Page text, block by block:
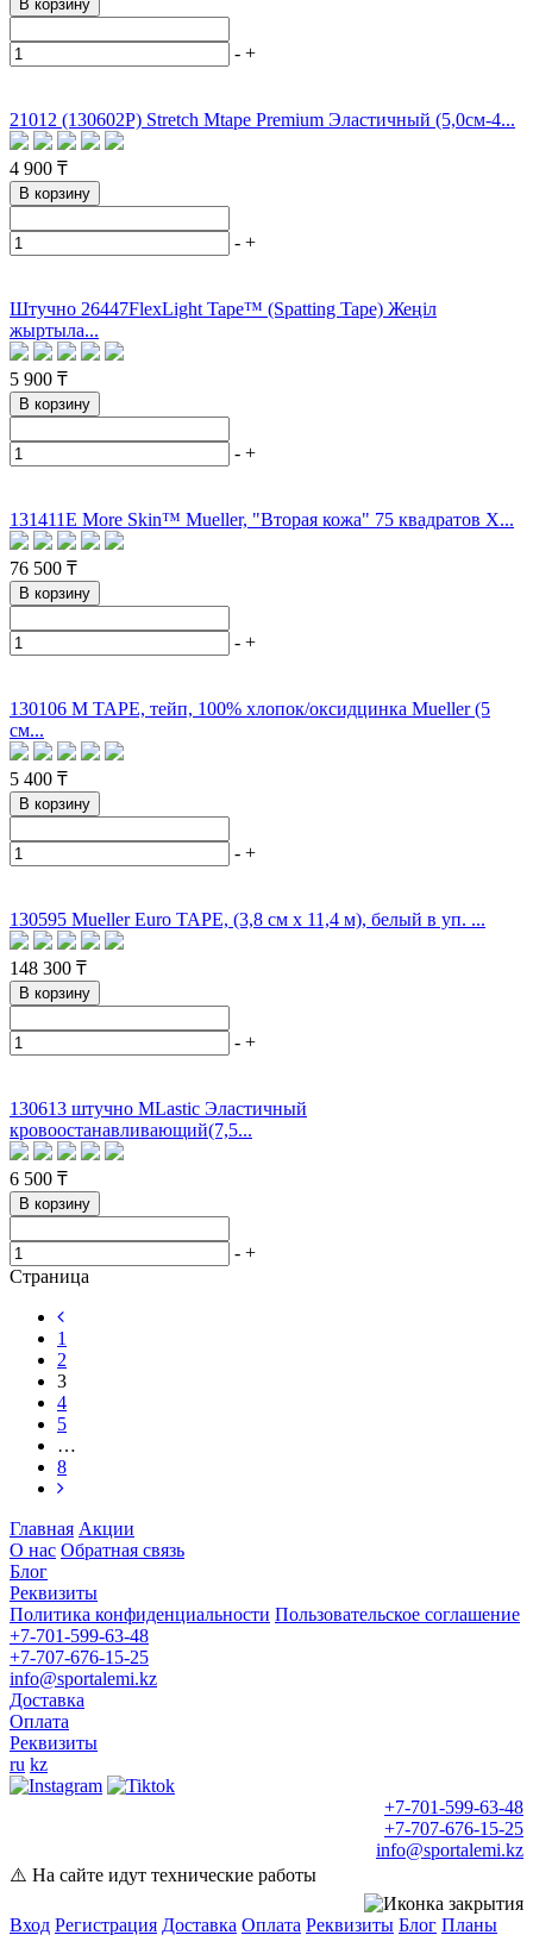
В корзину
- +
21012 (130602P) Stretch Mtape Premium Эластичный (5,0см-4...
4 900 ₸
В корзину
- +
Штучно 26447FlexLight Tape™ (Spatting Tape) Жеңіл
жыртыла...
5 900 ₸
В корзину
- +
131411E More Skin™ Mueller, "Вторая кожа" 75 квадратов Х...
76 500 ₸
В корзину
- +
130106 M TAPE, тейп, 100% хлопок/оксидцинка Mueller (5
см...
5 400 ₸
В корзину
- +
130595 Mueller Euro TAPE, (3,8 см х 11,4 м), белый в уп. ...
148 300 ₸
В корзину
- +
130613 штучно MLastic Эластичный
кровоостанавливающий(7,5...
6 500 ₸
В корзину
- +
Страница
1
2
3
4
5
…
8
Главная Акции
О нас Обратная связь
Блог
Реквизиты
Политика конфиденциальности Пользовательское соглашение
+7-701-599-63-48
+7-707-676-15-25
info@sportalemi.kz
Доставка
Оплата
Реквизиты
ru kz
+7-701-599-63-48
+7-707-676-15-25
info@sportalemi.kz
⚠️ На сайте идут технические работы
Вход Регистрация Доставка Оплата Реквизиты Блог Планы